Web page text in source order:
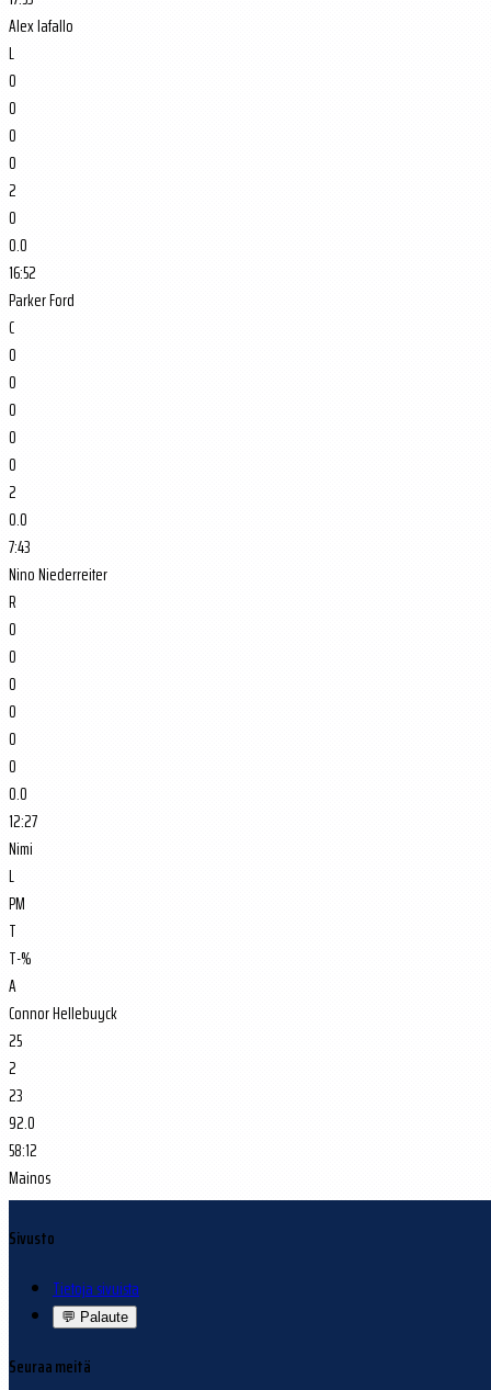
Alex Iafallo
L
0
0
0
0
2
0
0.0
16:52
Parker Ford
C
0
0
0
0
0
2
0.0
7:43
Nino Niederreiter
R
0
0
0
0
0
0
0.0
12:27
Nimi
L
PM
T
T-%
A
Connor Hellebuyck
25
2
23
92.0
58:12
Mainos
Sivusto
Tietoja sivuista
💬 Palaute
Seuraa meitä